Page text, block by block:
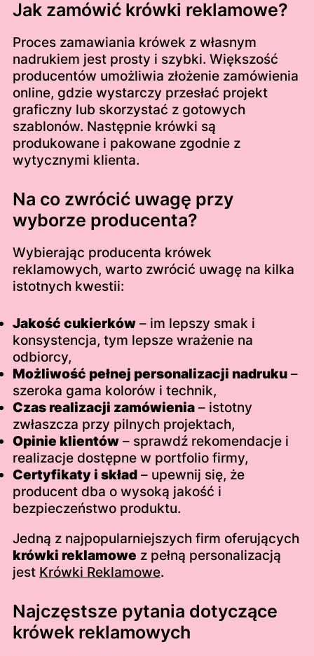
Jak zamówić krówki reklamowe?
Proces zamawiania krówek z własnym
nadrukiem jest prosty i szybki. Większość
producentów umożliwia złożenie zamówienia
online, gdzie wystarczy przesłać projekt
graficzny lub skorzystać z gotowych
szablonów. Następnie krówki są
produkowane i pakowane zgodnie z
wytycznymi klienta.
Na co zwrócić uwagę przy
wyborze producenta?
Wybierając producenta krówek
reklamowych, warto zwrócić uwagę na kilka
istotnych kwestii:
Jakość cukierków– im lepszy smak i
konsystencja, tym lepsze wrażenie na
odbiorcy,
Możliwość pełnej personalizacji nadruku–
szeroka gama kolorów i technik,
Czas realizacji zamówienia– istotny
zwłaszcza przy pilnych projektach,
Opinie klientów– sprawdź rekomendacje i
realizacje dostępne w portfolio firmy,
Certyfikaty i skład– upewnij się, że
producent dba o wysoką jakość i
bezpieczeństwo produktu.
Jedną z najpopularniejszych firm oferujących
krówki reklamowe z pełną personalizacją
jest Krówki Reklamowe.
Najczęstsze pytania dotyczące
krówek reklamowych